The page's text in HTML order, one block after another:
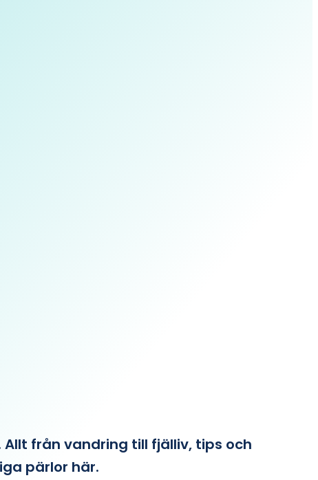
från vandring till fjälliv, tips och
pärlor här.